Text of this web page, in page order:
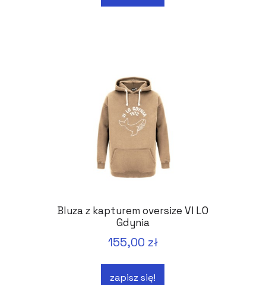
Bluza z kapturem oversize VI LO
Gdynia
155,00 zł
zapisz się!